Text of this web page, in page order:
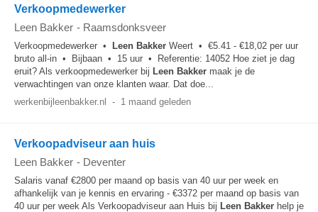
Verkoopmedewerker
Leen Bakker - Raamsdonksveer
Verkoopmedewerker • Leen Bakker Weert • €5.41 - €18,02 per uur
bruto all-in • Bijbaan • 15 uur • Referentie: 14052 Hoe ziet je dag
eruit? Als verkoopmedewerker bij Leen Bakker maak je de
verwachtingen van onze klanten waar. Dat doe...
werkenbijleenbakker.nl
- 1 maand geleden
Verkoopadviseur aan huis
Leen Bakker - Deventer
Salaris vanaf €2800 per maand op basis van 40 uur per week en
afhankelijk van je kennis en ervaring - €3372 per maand op basis van
40 uur per week Als Verkoopadviseur aan Huis bij Leen Bakker help je